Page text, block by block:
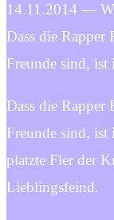
14.11.2014 —
Dass die Rapper
Freunde sind, ist
Dass die Rapper
Freunde sind, ist
platzte Fler der
Lieblingsfeind.